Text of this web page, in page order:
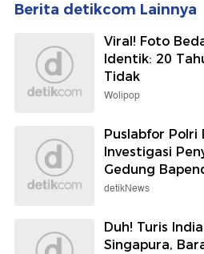
Berita detikcom Lainnya
Viral! Foto
Identik: 20
Tidak
Wolipop
Puslabfor Polri
Investigasi
Gedung
detikNews
Duh! Turis
Singapura,